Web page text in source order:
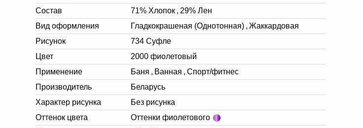
Состав
71% Хлопок , 29% Лен
Вид оформления
Гладкокрашеная (Однотонная) , Жаккардовая
Рисунок
734 Суфле
Цвет
2000 фиолетовый
Применение
Баня , Ванная , Спорт/фитнес
Производитель
Беларусь
Характер рисунка
Без рисунка
Оттенок цвета
Оттенки фиолетового